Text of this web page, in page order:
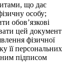
що дає
особу;
обов’язкові
цей документ
фізичної
її персональних
підписом